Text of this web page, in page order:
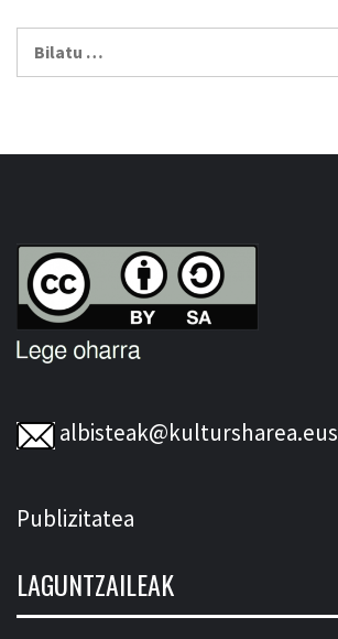
albisteak@kultursharea.eus
Publizitatea
LAGUNTZAILEAK